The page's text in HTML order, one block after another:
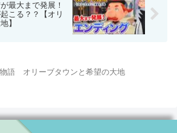
最大まで発展！
こる？？【オリ
】
語 オリーブタウンと希望の大地